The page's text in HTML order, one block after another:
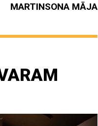
MARTINSONA MĀJA